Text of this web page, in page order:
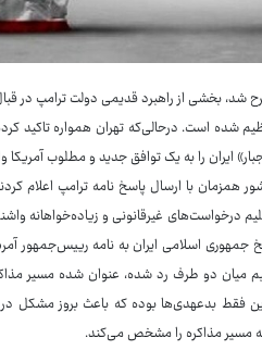
بخشی از راهبرد قدیمی دولت ترامپ در قبال
شده است. درحالی‌که تهران همواره تاکید
ایران را به یک توافق جدید و مطلوب آمریکا
همزمان با ارسال پاسخ نامه ترامپ اعلام
درخواست‌های غیرقانونی و زیاده‌خواهانه
پاسخ جمهوری اسلامی ایران به نامه
دو طرف رد شده، عنوان شده مسیر
فقط بدعهدی‌ها بوده که باعث بروز مشکل
مسیر مذاکره را مشخص می‌کند.